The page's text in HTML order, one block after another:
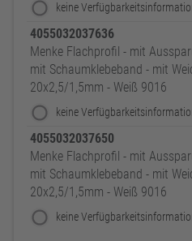
keine
4055032037636
Menke Flachprofil - mit
mit Schaumklebeband - mit
20x2,5/1,5mm - Weiß 9016
keine
4055032037650
Menke Flachprofil - mit
mit Schaumklebeband - mit
20x2,5/1,5mm - Weiß 9016
keine